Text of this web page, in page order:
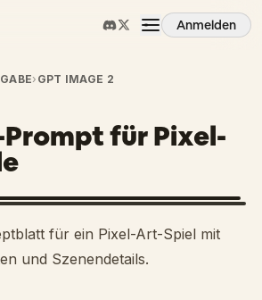
Anmelden
› GPT IMAGE 2
für Pixel-
für ein Pixel-Art-Spiel mit
und Szenendetails.